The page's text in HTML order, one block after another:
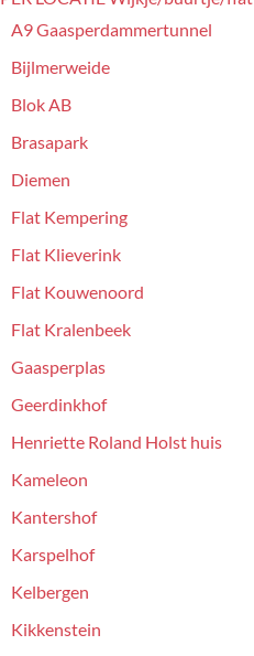
A9 Gaasperdammertunnel
Bijlmerweide
Blok AB
Brasapark
Diemen
Flat Kempering
Flat Klieverink
Flat Kouwenoord
Flat Kralenbeek
Gaasperplas
Geerdinkhof
Henriette Roland Holst huis
Kameleon
Kantershof
Karspelhof
Kelbergen
Kikkenstein